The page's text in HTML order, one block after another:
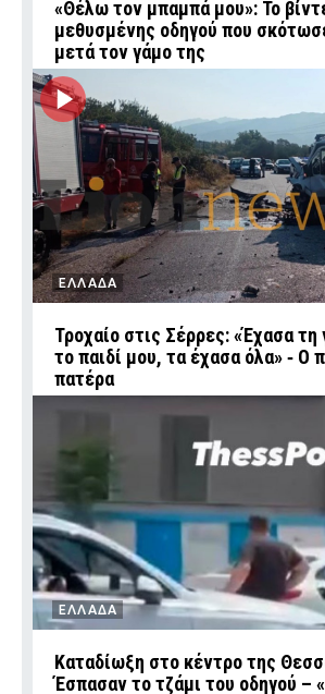
«Θέλω τον μπαμπά μου»: Το
μεθυσμένης οδηγού που
μετά τον γάμο της
ΕΛΛΑΔΑ
Τροχαίο στις Σέρρες: «Έχασα τη
το παιδί μου, τα έχασα όλα» ‑ Ο
πατέρα
ΕΛΛΑΔΑ
Καταδίωξη στο κέντρο της
Έσπασαν το τζάμι του οδηγού –